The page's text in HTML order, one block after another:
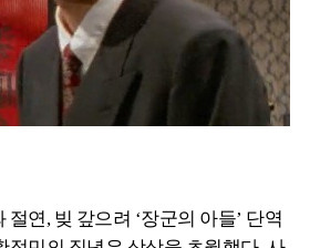
연, 빚 갚으려 ‘장군의 아들’ 단역